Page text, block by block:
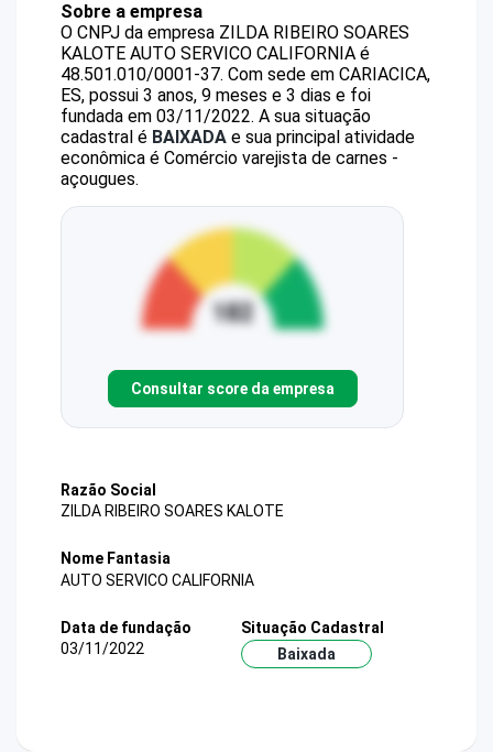
Sobre a empresa
O CNPJ da empresa ZILDA RIBEIRO SOARES
KALOTE AUTO SERVICO CALIFORNIA é
48.501.010/0001-37. Com sede em CARIACICA,
ES, possui 3 anos, 9 meses e 3 dias e foi
fundada em 03/11/2022. A sua situação
cadastral é BAIXADA e sua principal atividade
econômica é Comércio varejista de carnes -
açougues.
Consultar score da empresa
Razão Social
ZILDA RIBEIRO SOARES KALOTE
Nome Fantasia
AUTO SERVICO CALIFORNIA
Data de fundação
03/11/2022
Situação Cadastral
Baixada